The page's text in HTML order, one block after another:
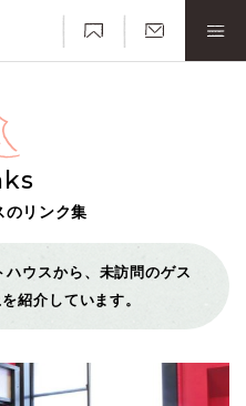
のリンク集
ウスから、未訪問のゲス
紹介しています。